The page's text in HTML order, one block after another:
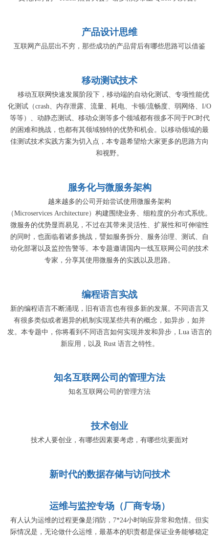
产品设计思维
互联网产品层出不穷，那些成功的产品背后有哪些思路可以借鉴
移动测试技术
移动互联网快速发展阶段下，移动端的自动化测试、专项性能优
化测试（crash、内存泄露、流量、耗电、卡顿/流畅度、弱网络、I/O
等等）、动静态测试、移动众测等多个领域都有很多不同于PC时代
的困难和挑战，也都有其领域独特的优势和机会。以移动领域的最
佳测试技术实践方案为切入点，本专题希望给大家更多的思路方向
和视野。
服务化与微服务架构
越来越多的公司开始尝试使用微服务架构
（Microservices Architecture）构建围绕业务、细粒度的分布式系统。
微服务的优势显而易见，不过在其带来灵活性、扩展性和可伸缩性
的同时，也面临着诸多挑战，譬如服务拆分、服务治理、测试、自
动化部署以及监控告警等。本专题邀请国内一线互联网公司的技术
专家，分享其使用微服务的实践以及思路。
编程语言实战
新的编程语言不断涌现，旧有语言也有很多新的发展。不同语言又
有很多类似或者迥异的机制实现某些共有的概念，如异步，如并
发。本专题中，你将看到不同语言如何实现并发和异步，Lua 语言的
新应用，以及 Rust 语言之特性。
知名互联网公司的管理方法
知名互联网公司的管理方法
技术创业
技术人要创业，有哪些因素要考虑，有哪些坑要面对
新时代的数据存储与访问技术
运维与监控专场（厂商专场）
有人认为运维的过程更像是消防，7*24小时响应异常和危情。但实
际情况是，无论做什么运维，最基本的职责都是保证业务能够稳定